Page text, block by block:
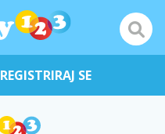
REGISTRIRAJ SE